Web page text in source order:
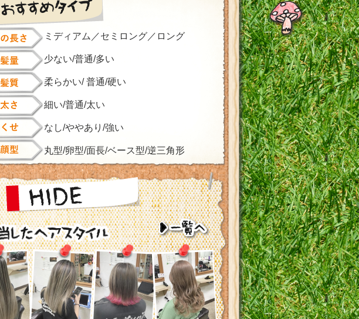
ミディアム セミロング ロング
少ない/普通/多い
柔らかい/ 普通/硬い
細い/普通/太い
なし/ややあり/強い
丸型/卵型/面長/ベース型/逆三角形